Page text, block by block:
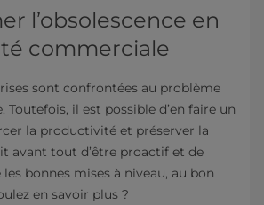
l’obsolescence en
commerciale
sont confrontées au problème
Toutefois, il est possible d’en faire un
la productivité et préserver la
avant tout d’être proactif et de
bonnes mises à niveau, au bon
en savoir plus ?